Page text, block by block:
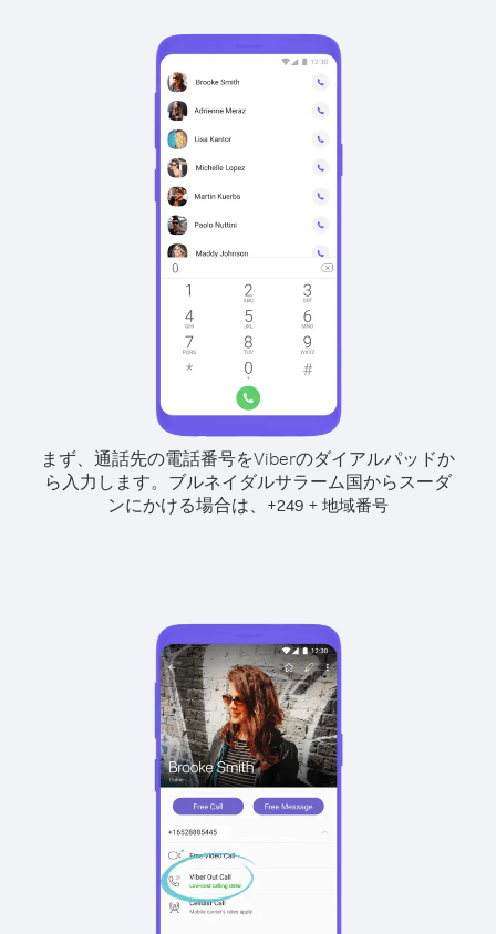
まず、通話先の電話番号をViberのダイアルパッドか
ら入力します。 ブルネイダルサラーム国からスーダ
ンにかける場合は、 +249 + 地域番号